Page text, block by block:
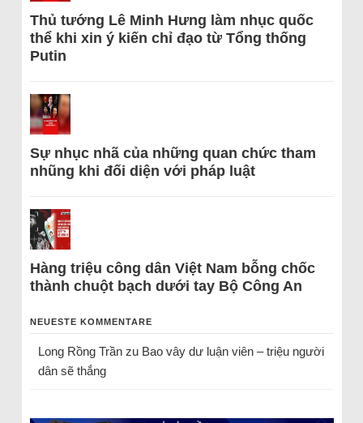
Thủ tướng Lê Minh Hưng làm nhục quốc
thể khi xin ý kiến chỉ đạo từ Tổng thống
Putin
Sự nhục nhã của những quan chức tham
nhũng khi đối diện với pháp luật
Hàng triệu công dân Việt Nam bỗng chốc
thành chuột bạch dưới tay Bộ Công An
NEUESTE KOMMENTARE
Long Rồng Trầnzu Bao vây dư luận viên – triệu người
dân sẽ thắng